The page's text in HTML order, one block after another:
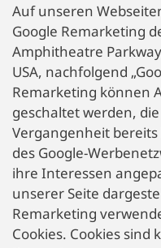
Auf unseren
Google Remarketing
Amphitheatre
USA, nachfolgend
Remarketing können
geschaltet werden,
Vergangenheit
des Google-
ihre Interessen
unserer Seite
Remarketing
Cookies. Cookies sind